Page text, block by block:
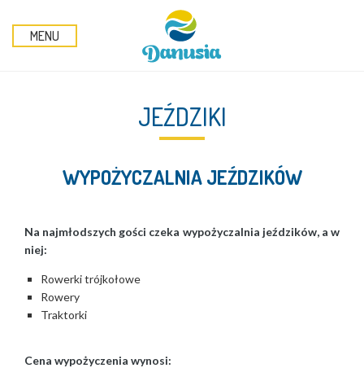
MENU
JEŹDZIKI
WYPOŻYCZALNIA JEŹDZIKÓW
Na najmłodszych gości czeka wypożyczalnia jeździków, a w
niej:
Rowerki trójkołowe
Rowery
Traktorki
Cena wypożyczenia wynosi: